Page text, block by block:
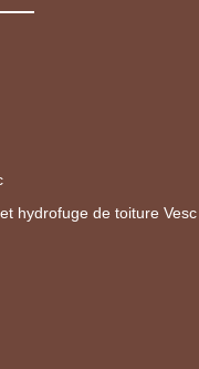
hydrofuge de toiture Vesc